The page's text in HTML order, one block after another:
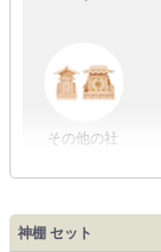
初盆セット
盆提灯一万円
その他の社
神棚 セット